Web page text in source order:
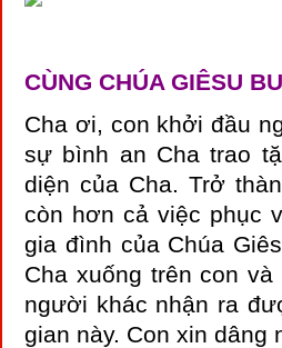
CÙNG CHÚA GIÊSU
Cha ơi, con khởi đầu
sự bình an Cha trao
diện của Cha. Trở
còn hơn cả việc phục
gia đình của Chúa
Cha xuống trên con
người khác nhận ra
gian này. Con xin dâng